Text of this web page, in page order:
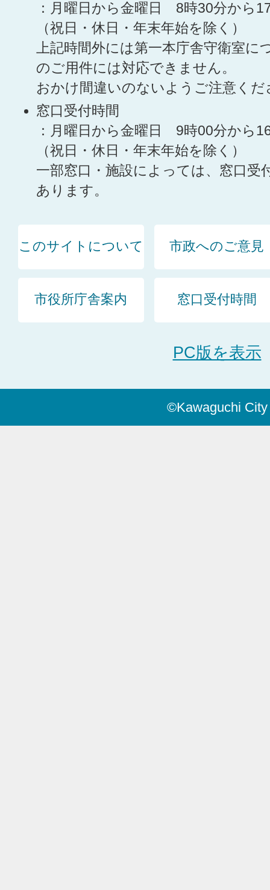
：月曜日から金曜日 8時30分から
（祝日・休日・年末年始を除く）
上記時間外には第一本庁舎守衛室に
のご用件には対応できません。
おかけ間違いのないようご注意くだ
窓口受付時間
：月曜日から金曜日 9時00分から
（祝日・休日・年末年始を除く）
一部窓口・施設によっては、窓口受
あります。
このサイトについて 市政へのご意見
市役所庁舎案内 窓口受付時間
PC版を表示
©Kawaguchi City